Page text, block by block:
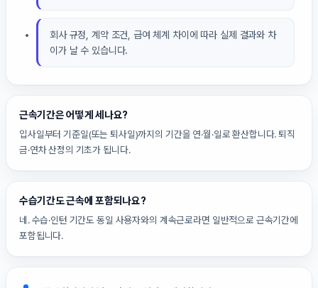
회사 규정, 계약 조건, 급여 체계 차이에 따라 실제 결과와 차
이가 날 수 있습니다.
근속기간은 어떻게 세나요?
입사일부터 기준일(또는 퇴사일)까지의 기간을 연·월·일로 환산합니다. 퇴직
금·연차 산정의 기초가 됩니다.
수습기간도 근속에 포함되나요?
네. 수습·인턴 기간도 동일 사용자와의 계속근로라면 일반적으로 근속기간에
포함됩니다.